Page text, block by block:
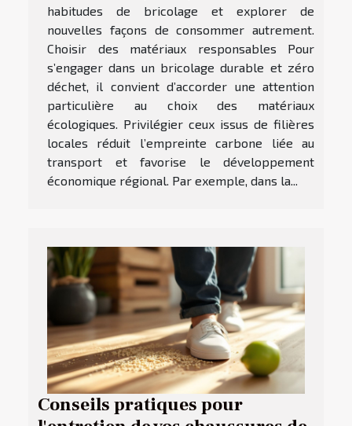
habitudes de bricolage et explorer de
nouvelles façons de consommer autrement.
Choisir des matériaux responsables Pour
s’engager dans un bricolage durable et zéro
déchet, il convient d’accorder une attention
particulière au choix des matériaux
écologiques. Privilégier ceux issus de filières
locales réduit l’empreinte carbone liée au
transport et favorise le développement
économique régional. Par exemple, dans la...
Conseils pratiques pour